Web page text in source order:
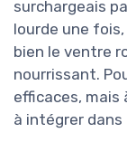
surchargeais
lourde une
bien le ventre
nourrissant.
efficaces, mais
à intégrer